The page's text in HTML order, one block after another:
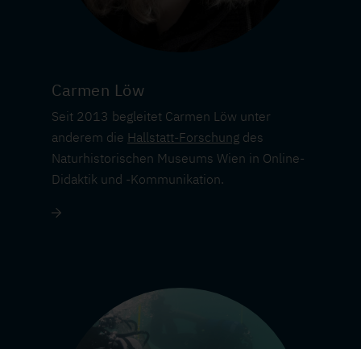
Carmen Löw
Seit 2013 begleitet Carmen Löw unter
anderem die Hallstatt-Forschung des
Naturhistorischen Museums Wien in Online-
Didaktik und -Kommunikation.